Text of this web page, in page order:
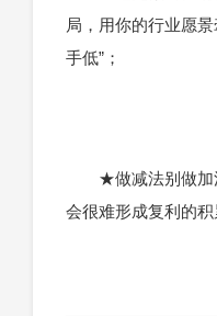
局，用你的行业愿
手低”；
★做减法别做加
会很难形成复利的积